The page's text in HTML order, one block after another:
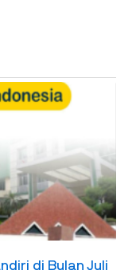
di Bulan Juli